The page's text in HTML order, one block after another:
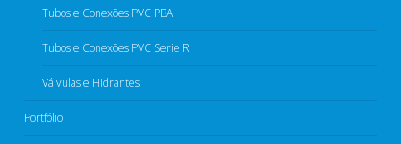
Tubos e Conexões PVC PBA
Tubos e Conexões PVC Serie R​
Válvulas e Hidrantes​
Portfólio